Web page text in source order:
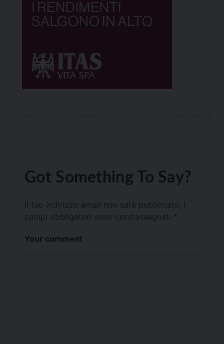
Got Something To Say?
Il tuo indirizzo email non sarà pubblicato.
campi obbligatori sono contrassegnati *
Your comment